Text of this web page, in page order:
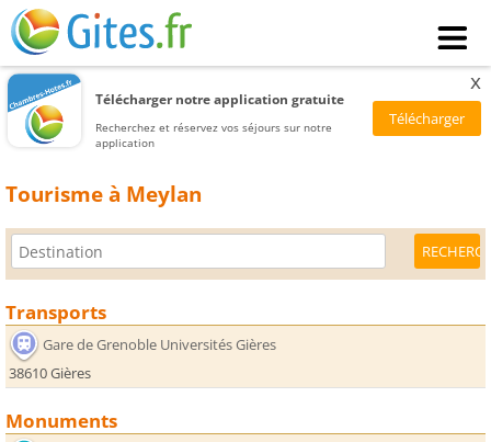
Télécharger notre application gratuite
Recherchez et réservez vos séjours sur notre
application
x
Tourisme à Meylan
Transports
Gare de Grenoble Universités Gières
38610 Gières
Monuments